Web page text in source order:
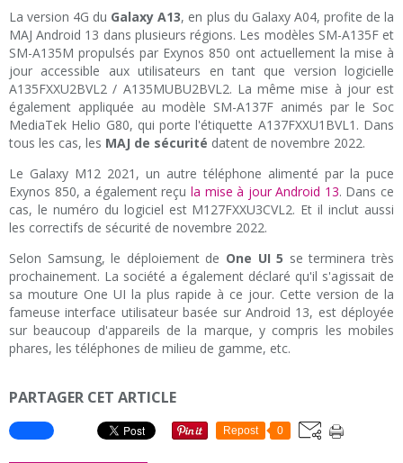
La version 4G du Galaxy A13, en plus du Galaxy A04, profite de la
MAJ Android 13 dans plusieurs régions. Les modèles SM-A135F et
SM-A135M propulsés par Exynos 850 ont actuellement la mise à
jour accessible aux utilisateurs en tant que version logicielle
A135FXXU2BVL2 / A135MUBU2BVL2. La même mise à jour est
également appliquée au modèle SM-A137F animés par le Soc
MediaTek Helio G80, qui porte l'étiquette A137FXXU1BVL1. Dans
tous les cas, les MAJ de sécurité datent de novembre 2022.
Le Galaxy M12 2021, un autre téléphone alimenté par la puce
Exynos 850, a également reçu la mise à jour Android 13. Dans ce
cas, le numéro du logiciel est M127FXXU3CVL2. Et il inclut aussi
les correctifs de sécurité de novembre 2022.
Selon Samsung, le déploiement de One UI 5 se terminera très
prochainement. La société a également déclaré qu'il s'agissait de
sa mouture One UI la plus rapide à ce jour. Cette version de la
fameuse interface utilisateur basée sur Android 13, est déployée
sur beaucoup d'appareils de la marque, y compris les mobiles
phares, les téléphones de milieu de gamme, etc.
PARTAGER CET ARTICLE
Repost 0